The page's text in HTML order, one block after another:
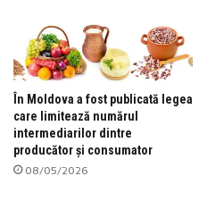
În Moldova a fost publicată legea
care limitează numărul
intermediarilor dintre
producător și consumator
08/05/2026